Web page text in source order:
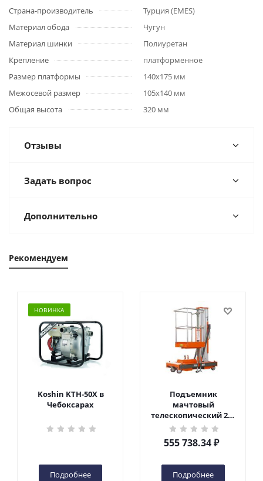
Страна-производитель
Турция (EMES)
Материал обода
Чугун
Материал шинки
Полиуретан
Крепление
платформенное
Размер платформы
140x175 мм
Межосевой размер
105x140 мм
Общая высота
320 мм
Отзывы
Задать вопрос
Дополнительно
Рекомендуем
НОВИНКА
Koshin KTH-50X в
Чебоксарах
Подробнее
Подъемник
мачтовый
телескопический 200
кг 6 м TOR GTWY6-200S
DC 2-мачтовый
(автономный) (G) в
555 738.34₽
Подробнее